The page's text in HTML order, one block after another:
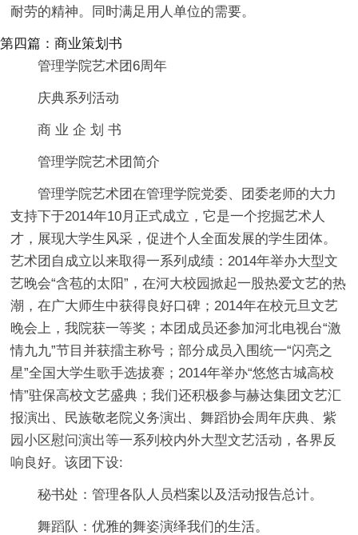
耐劳的精神。同时满足用人单位的需要。
第四篇：商业策划书
管理学院艺术团6周年
庆典系列活动
商 业 企 划 书
管理学院艺术团简介
管理学院艺术团在管理学院党委、团委老师的大力
支持下于2014年10月正式成立，它是一个挖掘艺术人
才，展现大学生风采，促进个人全面发展的学生团体。
艺术团自成立以来取得一系列成绩：2014年举办大型文
艺晚会“含苞的太阳”，在河大校园掀起一股热爱文艺的热
潮，在广大师生中获得良好口碑；2014年在校元旦文艺
晚会上，我院获一等奖；本团成员还参加河北电视台“激
情九九”节目并获擂主称号；部分成员入围统一“闪亮之
星”全国大学生歌手选拔赛；2014年举办“悠悠古城高校
情”驻保高校文艺盛典；我们还积极参与赫达集团文艺汇
报演出、民族敬老院义务演出、舞蹈协会周年庆典、紫
园小区慰问演出等一系列校内外大型文艺活动，各界反
响良好。该团下设:
秘书处：管理各队人员档案以及活动报告总计。
舞蹈队：优雅的舞姿演绎我们的生活。